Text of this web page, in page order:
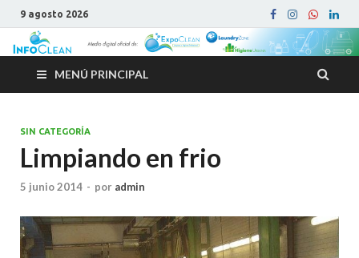
9 agosto 2026
MENÚ PRINCIPAL
SIN CATEGORÍA
Limpiando en frio
5 junio 2014 - por admin